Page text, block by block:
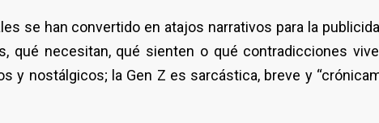
se han convertido en atajos narrativos para la
qué necesitan, qué sienten o qué contradicciones
y nostálgicos; la Gen Z es sarcástica, breve y